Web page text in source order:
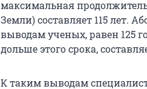
максимальная
Земли) составляет 115 лет.
выводам ученых, равен 125
дольше этого срока,
К таким выводам